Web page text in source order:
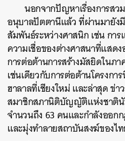
นอกจากปัญหาเรื่องการสว
อนุบาลปัตตานีแล้ว ที่ผ่านมายั
สัมพันธ์ระหว่างศาสนิก เช่น กา
ความเชื่อของต่างศาสนาที่แสด
การต่อต้านการสร้างมัสยิดในภ
เช่นเดียวกับการต่อต้านโครงก
ฮาลาลที่เชียงใหม่ และล่าสุด ข่า
สมาชิกสภานิติบัญญัติแห่งชาติ
จำนวนถึง 63 คนและกำลังออก
และมุ่งทำลายสถาบันสงฆ์ของไ